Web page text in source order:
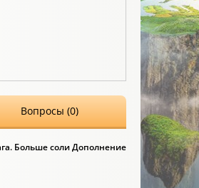
Вопросы (0)
Больше соли Дополнение